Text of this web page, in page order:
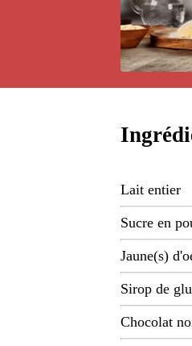
Lait entier
Sucre en
Jaune(s)
Sirop de
Chocolat